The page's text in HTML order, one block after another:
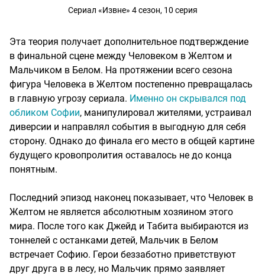
Сериал «Извне» 4 сезон, 10 серия
Эта теория получает дополнительное подтверждение
в финальной сцене между Человеком в Желтом и
Мальчиком в Белом. На протяжении всего сезона
фигура Человека в Желтом постепенно превращалась
в главную угрозу сериала. Именно он скрывался под
обликом Софии, манипулировал жителями, устраивал
диверсии и направлял события в выгодную для себя
сторону. Однако до финала его место в общей картине
будущего кровопролития оставалось не до конца
понятным.
Последний эпизод наконец показывает, что Человек в
Желтом не является абсолютным хозяином этого
мира. После того как Джейд и Табита выбираются из
тоннелей с останками детей, Мальчик в Белом
встречает Софию. Герои беззаботно приветствуют
друг друга в в лесу, но Мальчик прямо заявляет